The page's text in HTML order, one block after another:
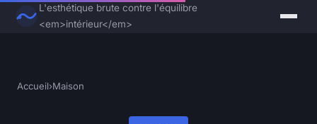
L'esthétique brute contre l'équilibre
<em>intérieur</em>
Accueil›Maison